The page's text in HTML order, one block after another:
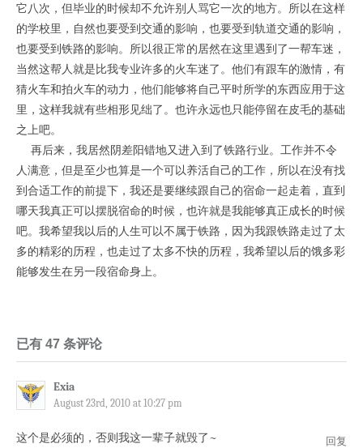
它八次，但毕业的时候却不允许别人骂它一次的地方。所以在这样
的学校里，自然也要受到交通的影响，也要受到轨道交通的影响，
也要受到铁路的影响。所以很正常的居然在这里遇到了一帮车迷，
当然这帮人就是比我专业许多的火车迷了。他们有跟车的激情，有
猜火车和拍火车的动力，他们能够将自己平时所学的东西应用于这
里，这样我就有些相形见绌了。也许永远也只能停留在皮毛的基础
之上吧。
再后来，我居然阴差阳错地又进入到了铁路行业。工作并不令
人满意，但是至少也算是一个可以养活自己的工作，所以在没有找
到合适工作的前提下，我还是要继续跟自己的宿命一起走着，直到
哪天我真正可以摆脱宿命的时候，也许就是我能够真正成长的时候
吧。我希望我以后的人生可以不属于铁路，因为我跟铁路走过了太
多的精彩的历程，也走过了太多不快的历程，我希望以后的饿多彩
能够发生在另一段宿命身上。
已有 47 条评论
Exia
August 23rd, 2010 at 10:27 pm
这个是必须的，否则我这一辈子就毁了~ 回复